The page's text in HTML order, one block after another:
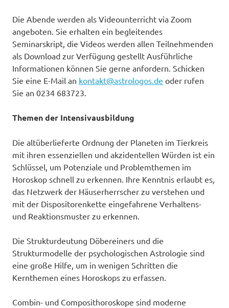
Die Abende werden als Videounterricht via Zoom
angeboten. Sie erhalten ein begleitendes
Seminarskript, die Videos werden allen Teilnehmenden
als Download zur Verfügung gestellt Ausführliche
Informationen können Sie gerne anfordern. Schicken
Sie eine E-Mail an kontakt@astrologos.de oder rufen
Sie an 0234 683723.
Themen der Intensivausbildung
Die altüberlieferte Ordnung der Planeten im Tierkreis
mit ihren essenziellen und akzidentellen Würden ist ein
Schlüssel, um Potenziale und Problemthemen im
Horoskop schnell zu erkennen. Ihre Kenntnis erlaubt es,
das Netzwerk der Häuserherrscher zu verstehen und
mit der Dispositorenkette eingefahrene Verhaltens-
und Reaktionsmuster zu erkennen.
Die Strukturdeutung Döbereiners und die
Strukturmodelle der psychologischen Astrologie sind
eine große Hilfe, um in wenigen Schritten die
Kernthemen eines Horoskops zu erfassen.
Combin- und Composithoroskope sind moderne